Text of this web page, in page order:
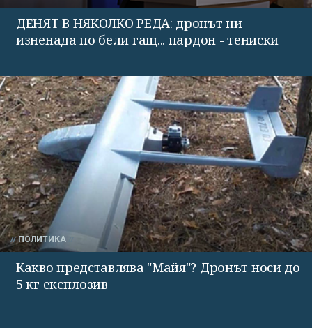
ДЕНЯТ В НЯКОЛКО РЕДА: дронът ни
изненада по бели гащ... пардон - тениски
ПОЛИТИКА
Какво представлява "Майя"? Дронът носи до
5 кг експлозив